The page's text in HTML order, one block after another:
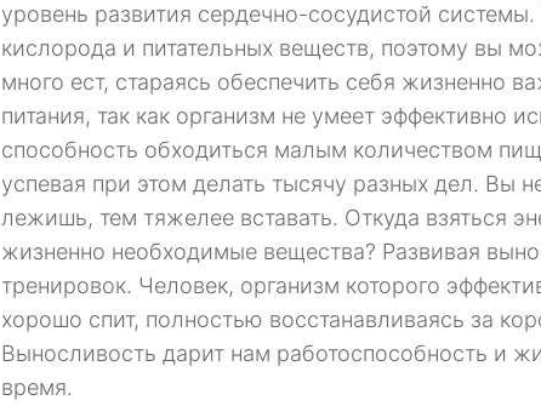
уровень развития сердечно-сосудистой
кислорода и питательных веществ, поэтому вы
много ест, стараясь обеспечить себя жизненно
питания, так как организм не умеет эффективно
способность обходиться малым количеством
успевая при этом делать тысячу разных дел. Вы
лежишь, тем тяжелее вставать. Откуда взяться
жизненно необходимые вещества? Развивая
тренировок. Человек, организм которого
хорошо спит, полностью восстанавливаясь за
Выносливость дарит нам работоспособность и
время.